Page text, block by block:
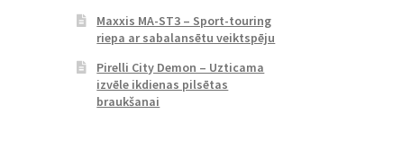
Maxxis MA-ST3 – Sport-touring
riepa ar sabalansētu veiktspēju
Pirelli City Demon – Uzticama
izvēle ikdienas pilsētas
braukšanai